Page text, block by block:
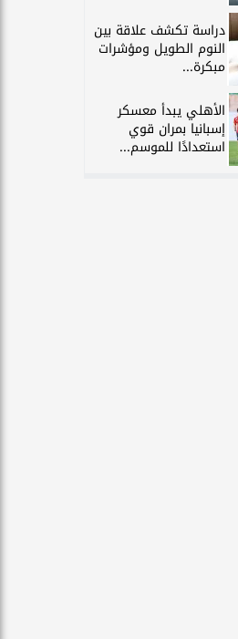
دراسة تكشف علاقة بين
النوم الطويل ومؤشرات
مبكرة...
الأهلي يبدأ معسكر
إسبانيا بمران قوي
استعدادًا للموسم...